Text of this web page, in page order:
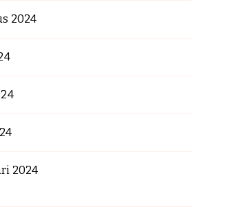
2024
2024